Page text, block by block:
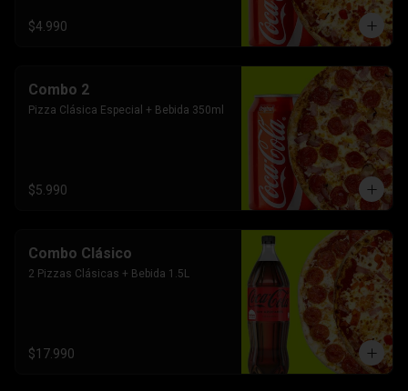
$4.990
Combo 2
Pizza Clásica Especial + Bebida 350ml
$5.990
Combo Clásico
2 Pizzas Clásicas + Bebida 1.5L
$17.990